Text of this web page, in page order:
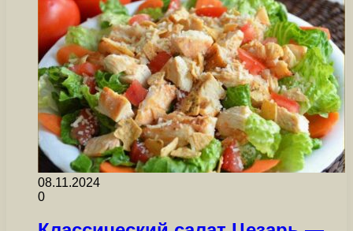
08.11.2024
0